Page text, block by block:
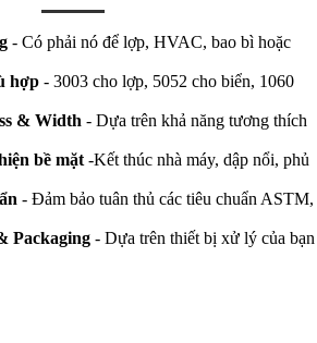
- Có phải nó để lợp, HVAC, bao bì hoặc
hợp - 3003 cho lợp, 5052 cho biển, 1060
& Width - Dựa trên khả năng tương thích
bề mặt -Kết thúc nhà máy, dập nổi, phủ
- Đảm bảo tuân thủ các tiêu chuẩn ASTM,
Packaging - Dựa trên thiết bị xử lý của bạn